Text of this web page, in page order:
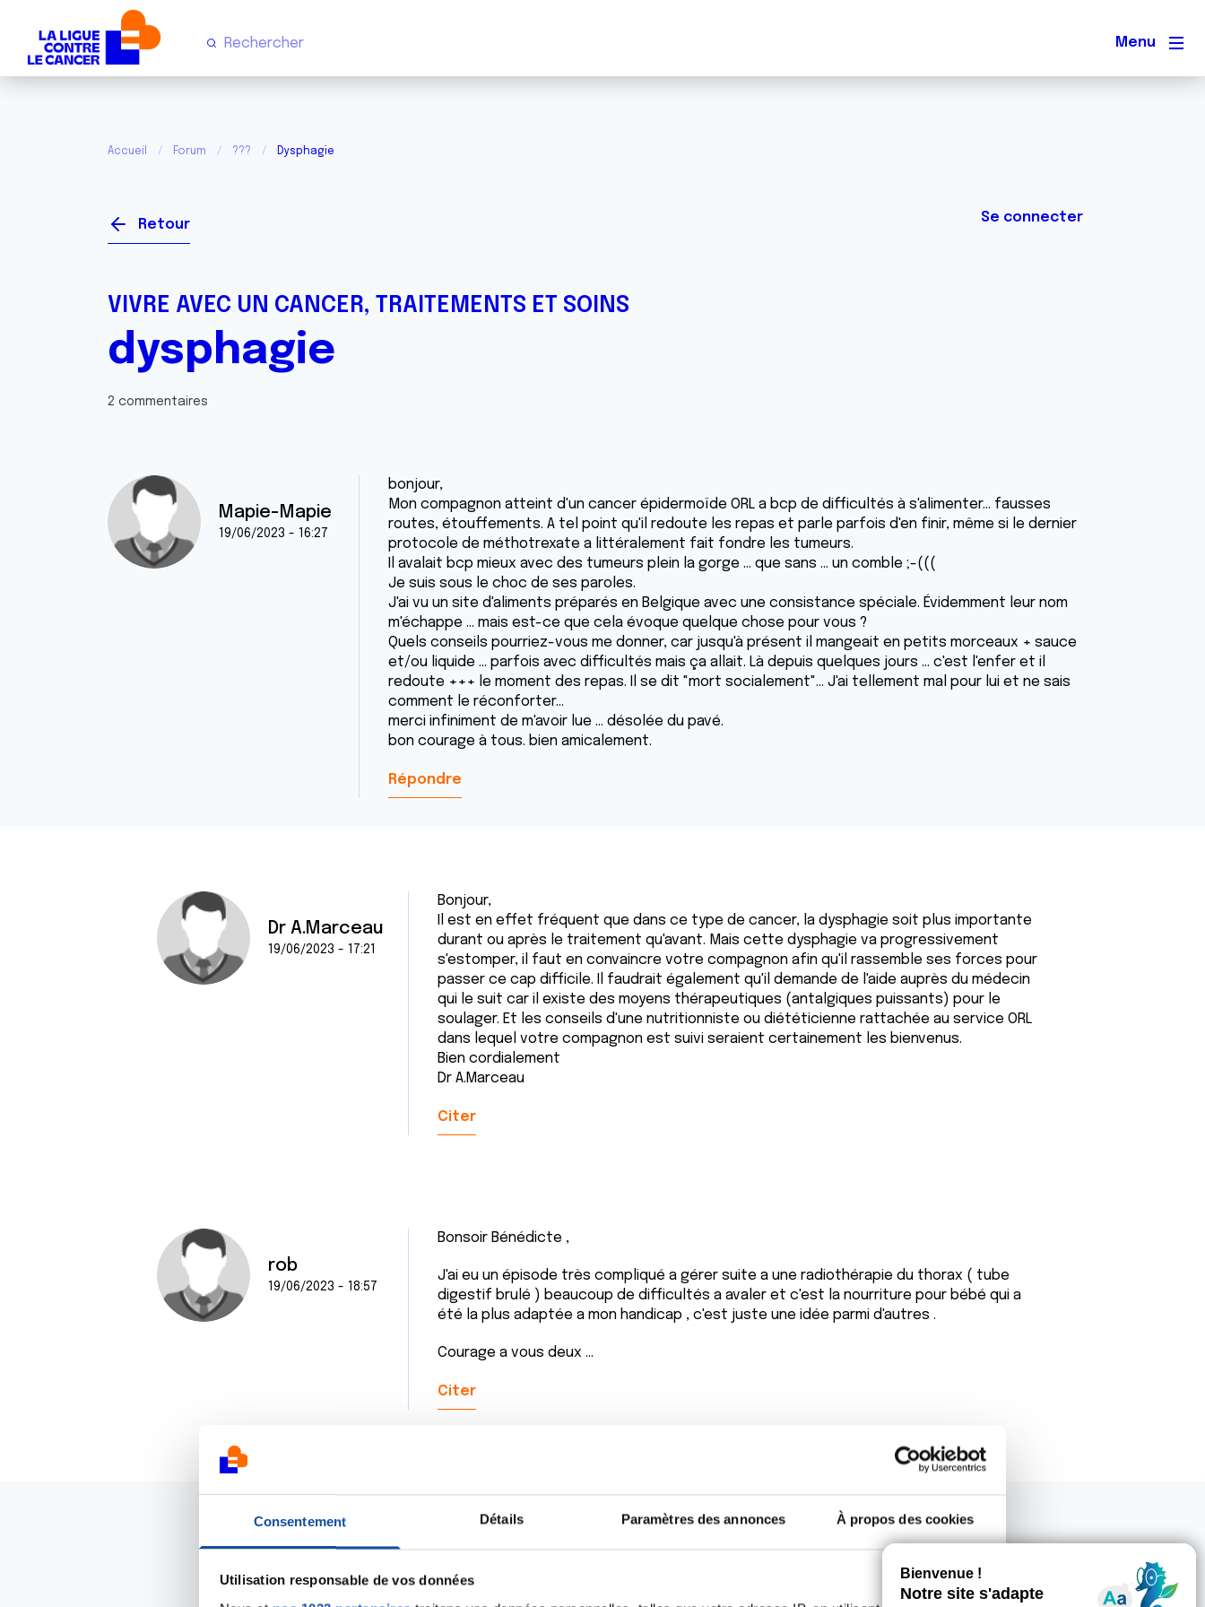
Consentement Détails Paramètres des annonces À propos des cookies
Utilisation responsable de vos données
Menu
Accueil Forum ??? Dysphagie
Retour Se connecter
VIVRE AVEC UN CANCER, TRAITEMENTS ET SOINS
dysphagie
2 commentaires
Mapie-Mapie
19/06/2023 - 16:27
bonjour,
Mon compagnon atteint d'un cancer épidermoïde ORL a bcp de difficultés à s'alimenter... fausses
routes, étouffements. A tel point qu'il redoute les repas et parle parfois d'en finir, même si le dernier
protocole de méthotrexate a littéralement fait fondre les tumeurs.
Il avalait bcp mieux avec des tumeurs plein la gorge ... que sans ... un comble ;-(((
Je suis sous le choc de ses paroles.
J'ai vu un site d'aliments préparés en Belgique avec une consistance spéciale. Évidemment leur nom
m'échappe ... mais est-ce que cela évoque quelque chose pour vous ?
Quels conseils pourriez-vous me donner, car jusqu'à présent il mangeait en petits morceaux + sauce
et/ou liquide ... parfois avec difficultés mais ça allait. Là depuis quelques jours ... c'est l'enfer et il
redoute +++ le moment des repas. Il se dit "mort socialement"... J'ai tellement mal pour lui et ne sais
comment le réconforter...
merci infiniment de m'avoir lue ... désolée du pavé.
bon courage à tous. bien amicalement.
Répondre
Dr A.Marceau
19/06/2023 - 17:21
Bonjour,
Il est en effet fréquent que dans ce type de cancer, la dysphagie soit plus importante
durant ou après le traitement qu'avant. Mais cette dysphagie va progressivement
s'estomper, il faut en convaincre votre compagnon afin qu'il rassemble ses forces pour
passer ce cap difficile. Il faudrait également qu'il demande de l'aide auprès du médecin
qui le suit car il existe des moyens thérapeutiques (antalgiques puissants) pour le
soulager. Et les conseils d'une nutritionniste ou diététicienne rattachée au service ORL
dans lequel votre compagnon est suivi seraient certainement les bienvenus.
Bien cordialement
Dr A.Marceau
Citer
rob
19/06/2023 - 18:57
Bonsoir Bénédicte ,
J'ai eu un épisode très compliqué a gérer suite a une radiothérapie du thorax ( tube
digestif brulé ) beaucoup de difficultés a avaler et c'est la nourriture pour bébé qui a
été la plus adaptée a mon handicap , c'est juste une idée parmi d'autres .
Courage a vous deux ...
Citer